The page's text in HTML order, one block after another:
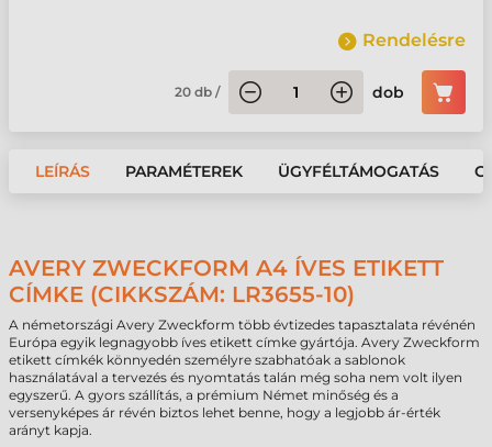
Rendelésre
20 db / dob
LEÍRÁS PARAMÉTEREK ÜGYFÉLTÁMOGATÁS
AVERY ZWECKFORM A4 ÍVES ETIKETT
CÍMKE (CIKKSZÁM: LR3655-10)
A németországi Avery Zweckform több évtizedes tapasztalata révénén
Európa egyik legnagyobb íves etikett címke gyártója. Avery Zweckform
etikett címkék könnyedén személyre szabhatóak a sablonok
használatával a tervezés és nyomtatás talán még soha nem volt ilyen
egyszerű. A gyors szállítás, a prémium Német minőség és a
versenyképes ár révén biztos lehet benne, hogy a legjobb ár-érték
arányt kapja.